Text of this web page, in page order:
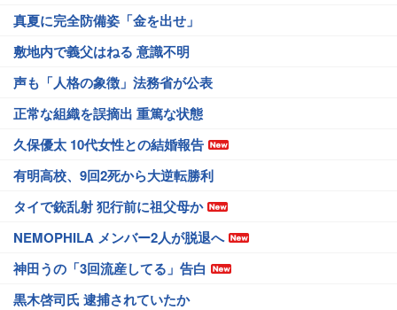
真夏に完全防備姿「金を出せ」
敷地内で義父はねる 意識不明
声も「人格の象徴」法務省が公表
正常な組織を誤摘出 重篤な状態
久保優太 10代女性との結婚報告
有明高校、9回2死から大逆転勝利
タイで銃乱射 犯行前に祖父母か
NEMOPHILA メンバー2人が脱退へ
神田うの「3回流産してる」告白
黒木啓司氏 逮捕されていたか